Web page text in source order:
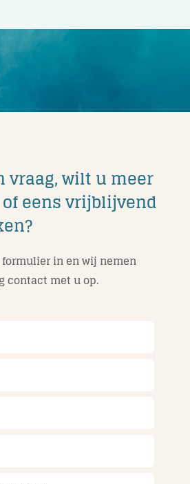
vraag, wilt u meer
eens vrijblijvend
in en wij nemen
contact met u op.